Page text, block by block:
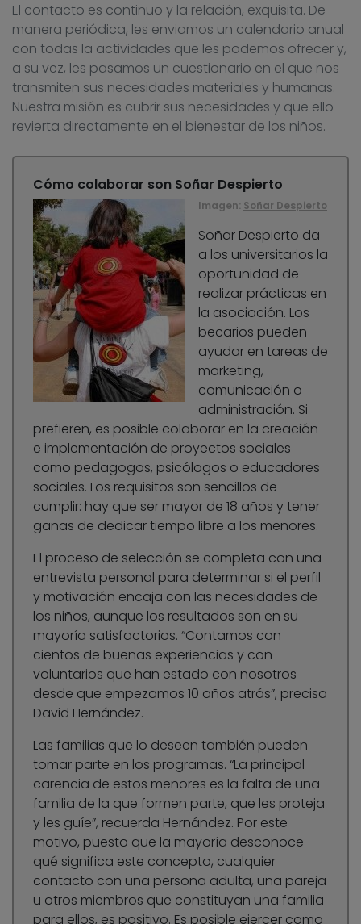
El contacto es continuo y la relación, exquisita. De
manera periódica, les enviamos un calendario anual
con todas la actividades que les podemos ofrecer y,
a su vez, les pasamos un cuestionario en el que nos
transmiten sus necesidades materiales y humanas.
Nuestra misión es cubrir sus necesidades y que ello
revierta directamente en el bienestar de los niños.
Cómo colaborar son Soñar Despierto
Imagen: Soñar Despierto
Soñar Despierto da
a los universitarios la
oportunidad de
realizar prácticas en
la asociación. Los
becarios pueden
ayudar en tareas de
marketing,
comunicación o
administración. Si
prefieren, es posible colaborar en la creación
e implementación de proyectos sociales
como pedagogos, psicólogos o educadores
sociales. Los requisitos son sencillos de
cumplir: hay que ser mayor de 18 años y tener
ganas de dedicar tiempo libre a los menores.
El proceso de selección se completa con una
entrevista personal para determinar si el perfil
y motivación encaja con las necesidades de
los niños, aunque los resultados son en su
mayoría satisfactorios. “Contamos con
cientos de buenas experiencias y con
voluntarios que han estado con nosotros
desde que empezamos 10 años atrás”, precisa
David Hernández.
Las familias que lo deseen también pueden
tomar parte en los programas. “La principal
carencia de estos menores es la falta de una
familia de la que formen parte, que les proteja
y les guíe”, recuerda Hernández. Por este
motivo, puesto que la mayoría desconoce
qué significa este concepto, cualquier
contacto con una persona adulta, una pareja
u otros miembros que constituyan una familia
para ellos, es positivo. Es posible ejercer como